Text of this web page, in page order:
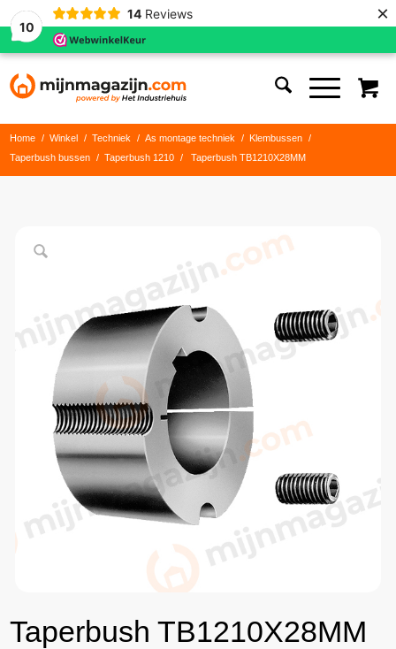
10
14 Reviews ×
Home / Winkel / Techniek / As montage techniek / Klembussen
/
Taperbush bussen
/ Taperbush 1210 / Taperbush TB1210X28MM
Taperbush TB1210X28MM